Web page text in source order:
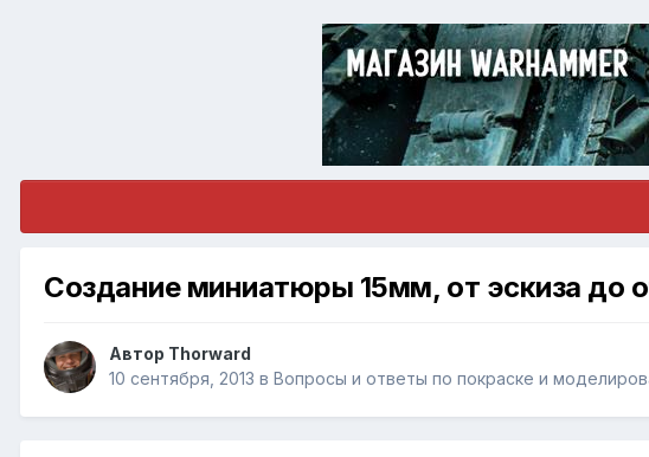
Создание миниатюры 15мм, от эскиза до
Автор Thorward
10 сентября, 2013 в Вопросы и ответы по покраске и